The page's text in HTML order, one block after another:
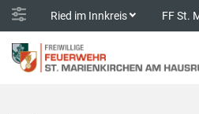
Ried im Innkreis FF St.